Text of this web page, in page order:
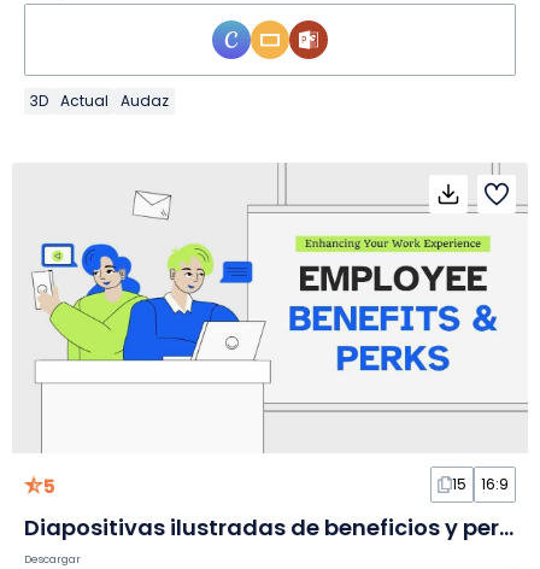
3D Actual Audaz
5 15 16:9
Diapositivas ilustradas de beneficios y perks en gris
Descargar